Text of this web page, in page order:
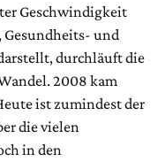
Geschwindigkeit
und
durchläuft die
2008 kam
ist zumindest der
die vielen
in den